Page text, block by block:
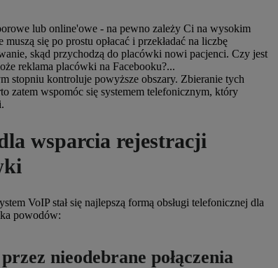
lub online'owe - na pewno zależy Ci na wysokim
się po prostu opłacać i przekładać na liczbę
skąd przychodzą do placówki nowi pacjenci. Czy jest
reklama placówki na Facebooku?...
stopniu kontroluje powyższe obszary. Zbieranie tych
zatem wspomóc się systemem telefonicznym, który
wsparcia rejestracji
VoIP stał się najlepszą formą obsługi telefonicznej dla
powodów:
nieodebrane połączenia